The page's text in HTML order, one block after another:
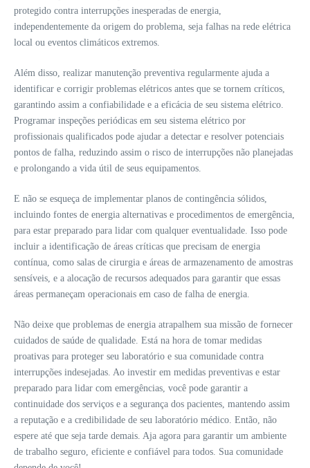
protegido contra interrupções inesperadas de energia,
independentemente da origem do problema, seja falhas na rede elétrica
local ou eventos climáticos extremos.
Além disso, realizar manutenção preventiva regularmente ajuda a
identificar e corrigir problemas elétricos antes que se tornem críticos,
garantindo assim a confiabilidade e a eficácia de seu sistema elétrico.
Programar inspeções periódicas em seu sistema elétrico por
profissionais qualificados pode ajudar a detectar e resolver potenciais
pontos de falha, reduzindo assim o risco de interrupções não planejadas
e prolongando a vida útil de seus equipamentos.
E não se esqueça de implementar planos de contingência sólidos,
incluindo fontes de energia alternativas e procedimentos de emergência,
para estar preparado para lidar com qualquer eventualidade. Isso pode
incluir a identificação de áreas críticas que precisam de energia
contínua, como salas de cirurgia e áreas de armazenamento de amostras
sensíveis, e a alocação de recursos adequados para garantir que essas
áreas permaneçam operacionais em caso de falha de energia.
Não deixe que problemas de energia atrapalhem sua missão de fornecer
cuidados de saúde de qualidade. Está na hora de tomar medidas
proativas para proteger seu laboratório e sua comunidade contra
interrupções indesejadas. Ao investir em medidas preventivas e estar
preparado para lidar com emergências, você pode garantir a
continuidade dos serviços e a segurança dos pacientes, mantendo assim
a reputação e a credibilidade de seu laboratório médico. Então, não
espere até que seja tarde demais. Aja agora para garantir um ambiente
de trabalho seguro, eficiente e confiável para todos. Sua comunidade